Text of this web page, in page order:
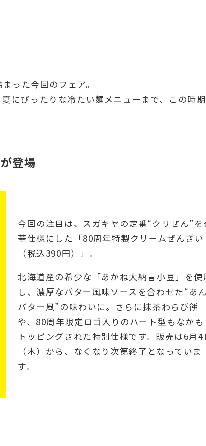
った今回のフェア。
にぴったりな冷たい麺メニューまで、この時期
登場
今回の注目は、スガキヤの定番“クリぜん”を
華仕様にした「80周年特製クリームぜんざい
（税込390円）」。
北海道産の希少な「あかね大納言小豆」を使
し、濃厚なバター風味ソースを合わせた“あん
バター風”の味わいに。さらに抹茶わらび餅
や、80周年限定ロゴ入りのハート型もなかも
トッピングされた特別仕様です。販売は6月4
（木）から、なくなり次第終了となっていま
す。